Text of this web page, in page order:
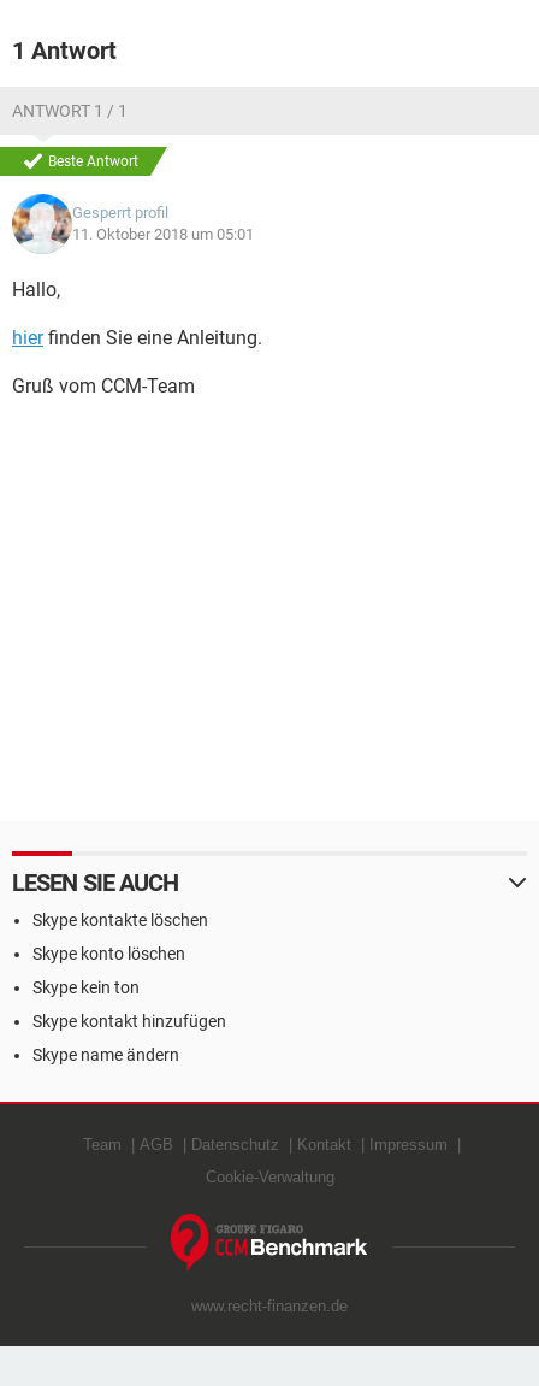
1 Antwort
ANTWORT 1 / 1
Beste Antwort
Gesperrt profil
11. Oktober 2018 um 05:01
Hallo,
hierfinden Sie eine Anleitung.
Gruß vom CCM-Team
LESEN SIE AUCH
Skype kontakte löschen
Skype konto löschen
Skype kein ton
Skype kontakt hinzufügen
Skype name ändern
Team AGB Datenschutz Kontakt
Impressum
Cookie-Verwaltung
www.recht-finanzen.de